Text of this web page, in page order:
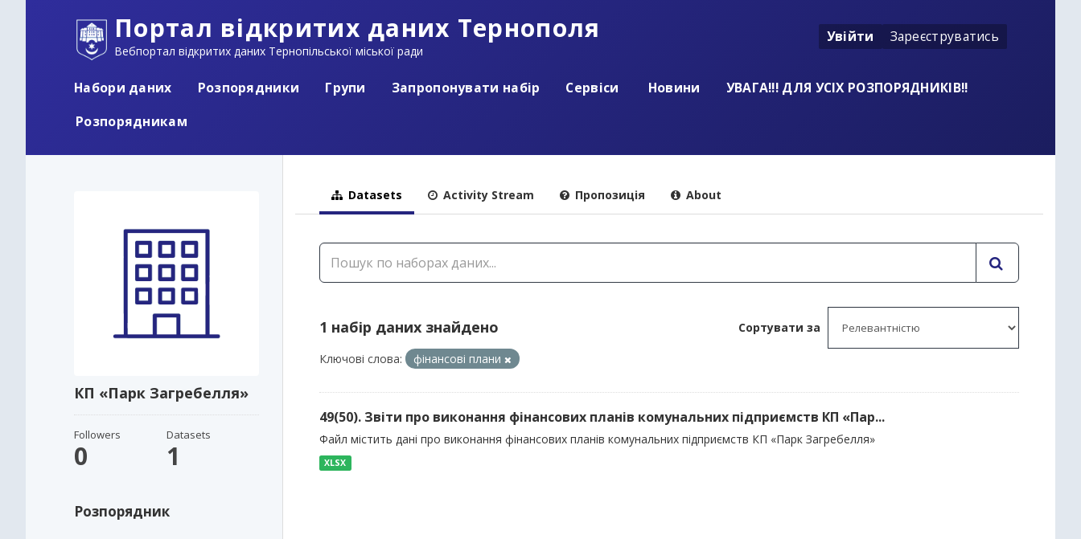
Портал відкритих даних Тернополя
Вебпортал відкритих даних Тернопільської міської ради
Увійти Зареєструватись
Набори даних Розпорядники Групи Запропонувати набір Сервіси Новини
УВАГА!!! ДЛЯ УСІХ РОЗПОРЯДНИКІВ!!
Розпорядникам
КП «Парк Загребелля»
Followers
0
Datasets
1
Розпорядник
Datasets Activity Stream Пропозиція About
Сортувати за
1 набір даних знайдено
Ключові слова: фінансові плани
49(50). Звіти про виконання фінансових планів комунальних підприємств КП «Пар...
Файл містить дані про виконання фінансових планів комунальних підприємств КП «Парк Загребелля»
XLSX